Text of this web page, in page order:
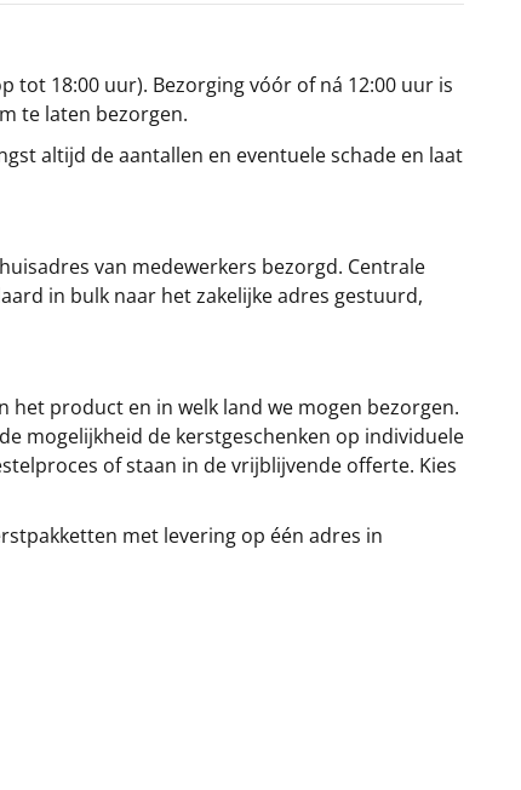
tot 18:00 uur). Bezorging vóór of ná 12:00 uur is
te laten bezorgen.
altijd de aantallen en eventuele schade en laat
van medewerkers bezorgd. Centrale
in bulk naar het zakelijke adres gestuurd,
het product en in welk land we mogen bezorgen.
mogelijkheid de kerstgeschenken op individuele
of staan in de vrijblijvende offerte. Kies
met levering op één adres in